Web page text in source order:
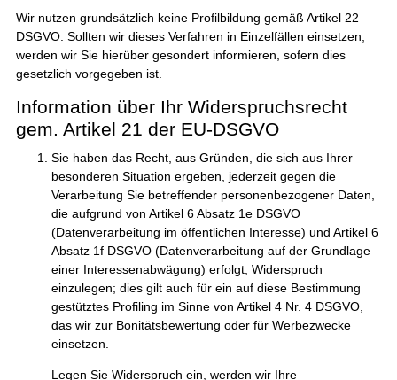
Wir nutzen grundsätzlich keine Profilbildung gemäß Artikel 22
DSGVO. Sollten wir dieses Verfahren in Einzelfällen einsetzen,
werden wir Sie hierüber gesondert informieren, sofern dies
gesetzlich vorgegeben ist.
Information über Ihr Widerspruchsrecht
gem. Artikel 21 der EU-DSGVO
Sie haben das Recht, aus Gründen, die sich aus Ihrer
besonderen Situation ergeben, jederzeit gegen die
Verarbeitung Sie betreffender personenbezogener Daten,
die aufgrund von Artikel 6 Absatz 1e DSGVO
(Datenverarbeitung im öffentlichen Interesse) und Artikel 6
Absatz 1f DSGVO (Datenverarbeitung auf der Grundlage
einer Interessenabwägung) erfolgt, Widerspruch
einzulegen; dies gilt auch für ein auf diese Bestimmung
gestütztes Profiling im Sinne von Artikel 4 Nr. 4 DSGVO,
das wir zur Bonitätsbewertung oder für Werbezwecke
einsetzen.
Legen Sie Widerspruch ein, werden wir Ihre